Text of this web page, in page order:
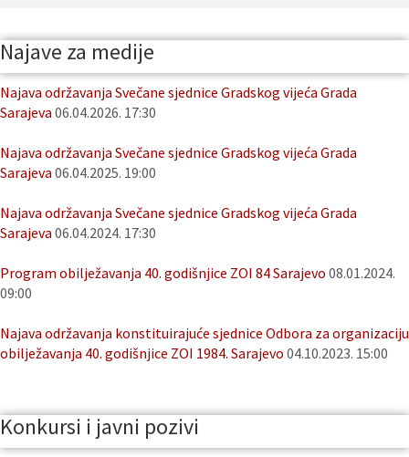
Najave za medije
Najava održavanja Svečane sjednice Gradskog vijeća Grada
Sarajeva 06.04.2026. 17:30
Najava održavanja Svečane sjednice Gradskog vijeća Grada
Sarajeva 06.04.2025. 19:00
Najava održavanja Svečane sjednice Gradskog vijeća Grada
Sarajeva 06.04.2024. 17:30
Program obilježavanja 40. godišnjice ZOI 84 Sarajevo 08.01.2024.
09:00
Najava održavanja konstituirajuće sjednice Odbora za organizaciju
obilježavanja 40. godišnjice ZOI 1984. Sarajevo 04.10.2023. 15:00
Konkursi i javni pozivi